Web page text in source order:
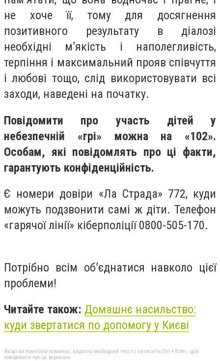
не хоче її, тому для досягнення
позитивного результату в діалозі
необхідні м’якість і наполегливість,
терпіння і максимальний прояв співчуття
і любові тощо, слід використовувати всі
заходи, наведені на початку.
Повідомити про участь дітей у
небезпечній «грі» можна на «102».
Особам, які повідомлять про ці факти,
гарантують конфіденційність.
Є номери довіри «Ла Страда» 772, куди
можуть подзвонити самі ж діти. Телефон
«гарячої лінії» кіберполіції 0800-505-170.
Потрібно всім об’єднатися навколо цієї
проблеми!
Читайте також: Домашнє насильство:
куди звертатися по допомогу у Києві
Якщо ви помітили помилку, виділіть необхідний текст і натисніть Ctrl + Enter, щоб
повідомити про це редакцію